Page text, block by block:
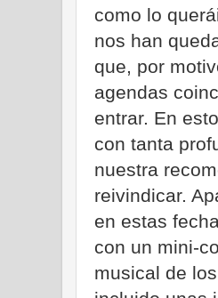
como lo
nos han
que, por
agendas
entrar. En
con tanta
nuestra
reivindicar.
en estas
con un mini-
musical de